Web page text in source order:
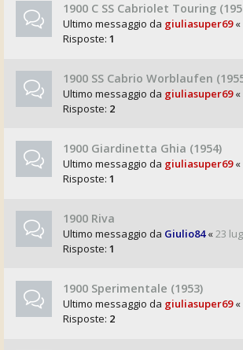
1900 C SS Cabriolet Touring
Ultimo messaggio da giuliasuper69«
Risposte: 1
1900 SS Cabrio Worblaufen
Ultimo messaggio da giuliasuper69«
Risposte: 2
1900 Giardinetta Ghia (1954)
Ultimo messaggio da giuliasuper69«
Risposte: 1
1900 Riva
Ultimo messaggio da Giulio84«23
Risposte: 1
1900 Sperimentale (1953)
Ultimo messaggio da giuliasuper69«
Risposte: 2